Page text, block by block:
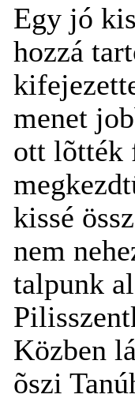
Egy jó
hozzá
menet
ott lõtték
kissé
nem
talpunk
Közben
õszi